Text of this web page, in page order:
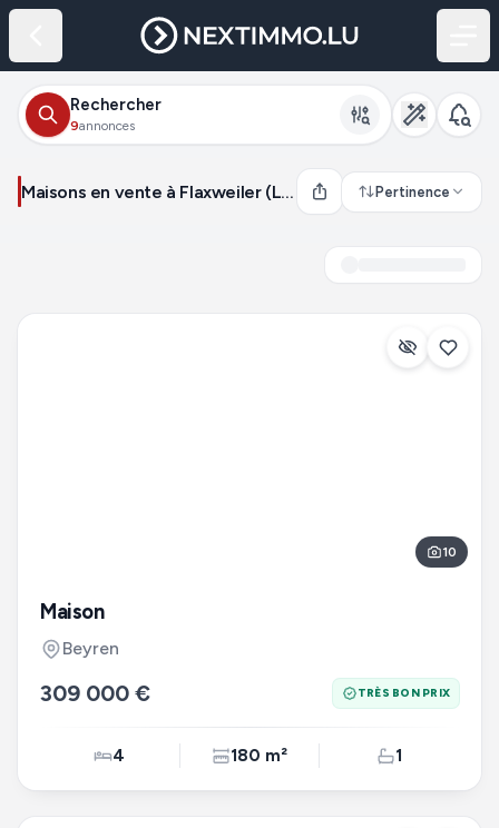
Rechercher
9annonces
Maisons en vente à Flaxweiler (Luxembourg) Pertinence
10
Maison
Beyren
309 000 € TRÈS BON PRIX
4 180 m² 1